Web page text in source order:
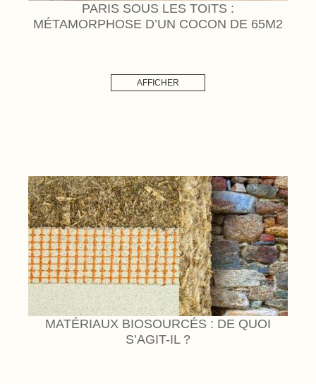
PARIS SOUS LES TOITS :
MÉTAMORPHOSE D’UN COCON DE 65M2
AFFICHER
MATÉRIAUX BIOSOURCÉS : DE QUOI
S’AGIT-IL ?